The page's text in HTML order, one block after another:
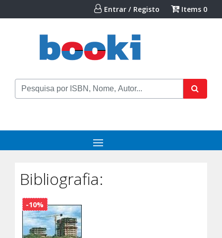
Entrar / Registo Items 0
Bibliografia:
-10%